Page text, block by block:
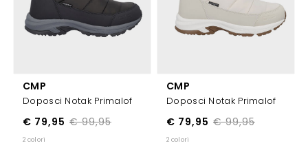
CMP
Doposci Notak Primalof
€ 99,95
€ 79,95
2 colori
CMP
Doposci Notak Primalof
€ 99,95
€ 79,95
2 colori